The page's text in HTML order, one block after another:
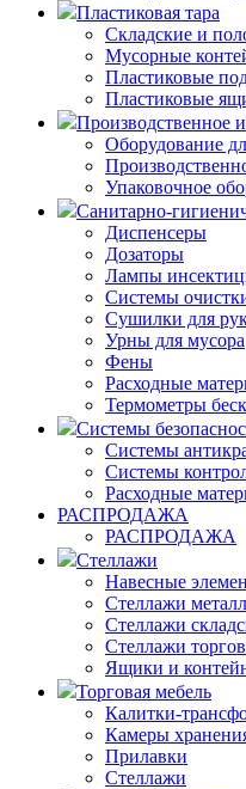
Пластиковая тара
Складские и
Мусорные
Пластиковые
Пластиковые
Производственное
Оборудование
Упаковочное
Санитарно-
Диспенсеры
Дозаторы
Лампы
Системы
Сушилки для
Урны для мусора
Фены
Расходные
Термометры
Системы
Системы
Системы
Расходные
РАСПРОДАЖА
РАСПРОДАЖА
Стеллажи
Навесные
Стеллажи
Стеллажи
Стеллажи
Ящики и
Торговая мебель
Калитки-
Камеры
Прилавки
Стеллажи